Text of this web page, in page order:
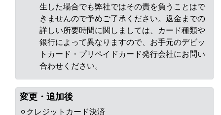
生した場合でも弊社ではその責を負うことはで
きませんので予めご了承ください。返金までの
詳しい所要時間に関しましては、カード種類や
銀行によって異なりますので、お手元のデビッ
トカード・プリペイドカード発行会社にお問い
合わせください。
変更・追加後
⚪︎クレジットカード決済